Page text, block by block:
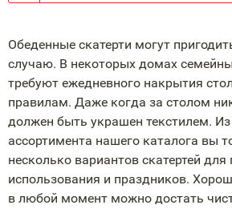
Обеденные скатерти могут
случаю. В некоторых домах
требуют ежедневного накрытия
правилам. Даже когда за столом
должен быть украшен текстилем.
ассортимента нашего каталога вы
несколько вариантов скатертей для
использования и праздников.
в любой момент можно достать